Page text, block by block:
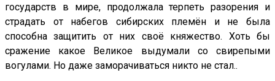
государств в мире, продолжала терпеть разорения и
страдать от набегов сибирских племён и не была
способна защитить от них своё княжество. Хоть бы
сражение какое Великое выдумали со свирепыми
вогулами. Но даже заморачиваться никто не стал..